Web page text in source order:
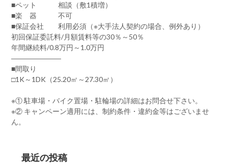
■ペット 相談（敷1積増）
■楽 器 不可
■保証会社 利用必須（※大手法人契約の場合、例外あり）
初回保証委託料/月額賃料等の30％～50％
年間継続料/0.8万円～1.0万円
―――――――
■間取り
□1K～1DK（25.20㎡～27.30㎡）
※① 駐車場・バイク置場・駐輪場の詳細はお問合せ下さい。
※② キャンペーン適用には、制約条件・違約金等はございませ
ん。
最近の投稿